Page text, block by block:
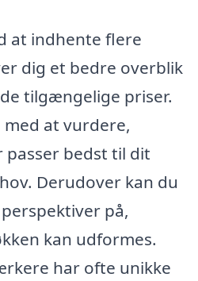
at indhente flere
dig et bedre overblik
tilgængelige priser.
at vurdere,
passer bedst til dit
Derudover kan du
på,
kan udformes.
har ofte unikke